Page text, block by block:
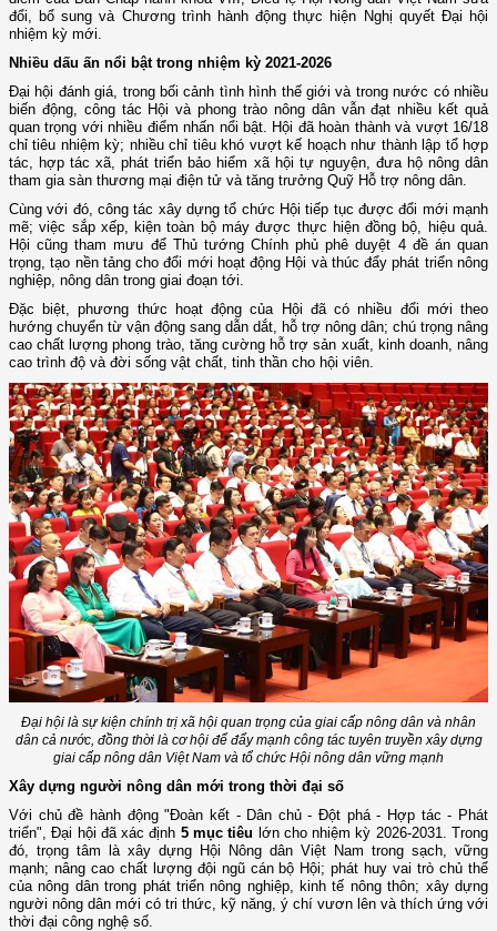
đổi, bổ sung và Chương trình hành động thực hiện Nghị quyết Đại hội
nhiệm kỳ mới.
Nhiều dấu ấn nổi bật trong nhiệm kỳ 2021-2026
Đại hội đánh giá, trong bối cảnh tình hình thế giới và trong nước có nhiều
biến động, công tác Hội và phong trào nông dân vẫn đạt nhiều kết quả
quan trọng với nhiều điểm nhấn nổi bật. Hội đã hoàn thành và vượt 16/18
chỉ tiêu nhiệm kỳ; nhiều chỉ tiêu khó vượt kế hoạch như thành lập tổ hợp
tác, hợp tác xã, phát triển bảo hiểm xã hội tự nguyện, đưa hộ nông dân
tham gia sàn thương mại điện tử và tăng trưởng Quỹ Hỗ trợ nông dân.
Cùng với đó, công tác xây dựng tổ chức Hội tiếp tục được đổi mới mạnh
mẽ; việc sắp xếp, kiện toàn bộ máy được thực hiện đồng bộ, hiệu quả.
Hội cũng tham mưu để Thủ tướng Chính phủ phê duyệt 4 đề án quan
trọng, tạo nền tảng cho đổi mới hoạt động Hội và thúc đẩy phát triển nông
nghiệp, nông dân trong giai đoạn tới.
Đặc biệt, phương thức hoạt động của Hội đã có nhiều đổi mới theo
hướng chuyển từ vận động sang dẫn dắt, hỗ trợ nông dân; chú trọng nâng
cao chất lượng phong trào, tăng cường hỗ trợ sản xuất, kinh doanh, nâng
cao trình độ và đời sống vật chất, tinh thần cho hội viên.
Đại hội là sự kiện chính trị xã hội quan trọng của giai cấp nông dân và nhân
dân cả nước, đồng thời là cơ hội để đẩy mạnh công tác tuyên truyền xây dựng
giai cấp nông dân Việt Nam và tổ chức Hội nông dân vững mạnh
Xây dựng người nông dân mới trong thời đại số
Với chủ đề hành động "Đoàn kết - Dân chủ - Đột phá - Hợp tác - Phát
triển", Đại hội đã xác định 5 mục tiêu lớn cho nhiệm kỳ 2026-2031. Trong
đó, trọng tâm là xây dựng Hội Nông dân Việt Nam trong sạch, vững
mạnh; nâng cao chất lượng đội ngũ cán bộ Hội; phát huy vai trò chủ thể
của nông dân trong phát triển nông nghiệp, kinh tế nông thôn; xây dựng
người nông dân mới có tri thức, kỹ năng, ý chí vươn lên và thích ứng với
thời đại công nghệ số.